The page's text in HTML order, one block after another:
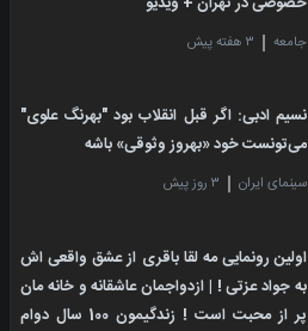
جامعه ۳ هفته پیش
نسیم ادبی: اگر قبل انقلاب بود "بهرنگ علوی"
می‌تونست خود «بهروز وثوقی» باشه
سینمای ایران ۳ روز پیش
اولین رونمایی مه لقا باقری از عشق واقعی اش
به جواد عزتی ! | ازدواجمان عاشقانه و خانه مان
پر از محبت است ! زندگیمون 100 سال دوام